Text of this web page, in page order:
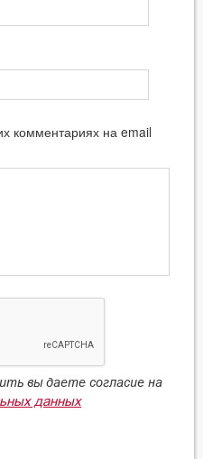
комментариях на email
вы даете согласие на
данных